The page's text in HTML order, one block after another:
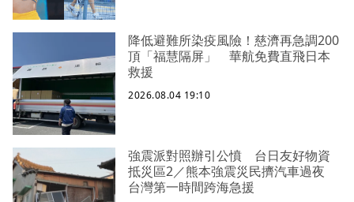
降低避難所染疫風險！慈濟再急調200
頂「福慧隔屏」 華航免費直飛日本
救援
2026.08.04 19:10
強震派對照辦引公憤 台日友好物資
抵災區2／熊本強震災民擠汽車過夜
台灣第一時間跨海急援